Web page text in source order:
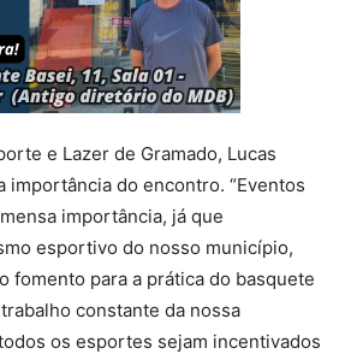
e Lazer de Gramado, Lucas
importância do encontro. “Eventos
importância, já que
esportivo do nosso município,
fomento para a prática do basquete
constante da nossa
os esportes sejam incentivados